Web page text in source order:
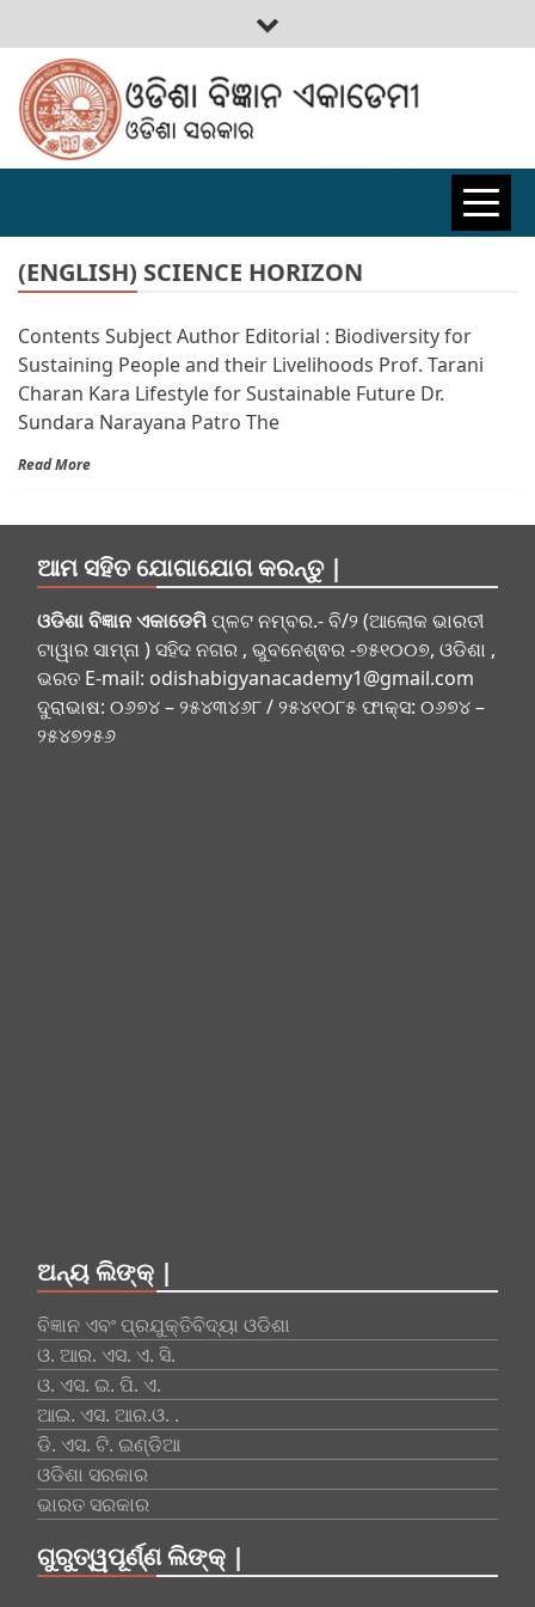
ODISHA
BIGYAN
ACADEMY
(ENGLISH) SCIENCE HORIZON
Contents Subject Author Editorial : Biodiversity for
Sustaining People and their Livelihoods Prof. Tarani
Charan Kara Lifestyle for Sustainable Future Dr.
Sundara Narayana Patro The
Read More
ଆମ ସହିତ ଯୋଗାଯୋଗ କରନ୍ତୁ |
ଓଡିଶା ବିଜ୍ଞାନ ଏକାଡେମିପ୍ଳଟ ନମ୍ବର.- ବି/୨ (ଆଲୋକ ଭାରତୀ
ଟାୱାର ସାମ୍ନା ) ସହିଦ ନଗର , ଭୁବନେଶ୍ଵର -୭୫୧୦୦୭, ଓଡିଶା ,
ଭରତ E-mail: odishabigyanacademy1@gmail.com
ଦୁରାଭାଷ: ୦୬୭୪ – ୨୫୪୩୪୬୮ / ୨୫୪୧୦୮୫ ଫାକ୍ସ: ୦୬୭୪ –
୨୫୪୭୨୫୬
ଅନ୍ୟ ଲିଙ୍କ୍ |
ବିଜ୍ଞାନ ଏବଂ ପ୍ରଯୁକ୍ତିବିଦ୍ୟା ଓଡିଶା
ଓ. ଆର. ଏସ. ଏ. ସି.
ଓ. ଏସ. ଇ. ପି. ଏ.
ଆଇ. ଏସ. ଆର.ଓ. .
ଡି. ଏସ. ଟି. ଇଣ୍ଡିଆ
ଓଡିଶା ସରକାର
ଭାରତ ସରକାର
ଗୁରୁତ୍ୱପୂର୍ଣ୍ଣ ଲିଙ୍କ୍ |